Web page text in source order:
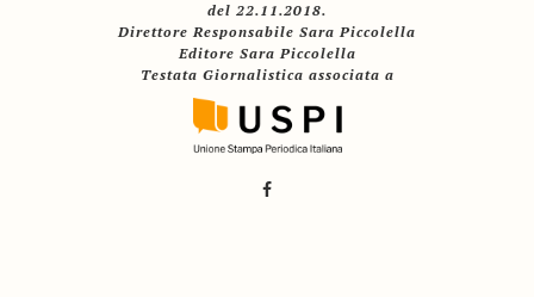
del 22.11.2018.
Direttore Responsabile Sara Piccolella
Editore Sara Piccolella
Testata Giornalistica associata a